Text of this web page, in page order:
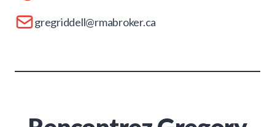
gregriddell@rmabroker.ca